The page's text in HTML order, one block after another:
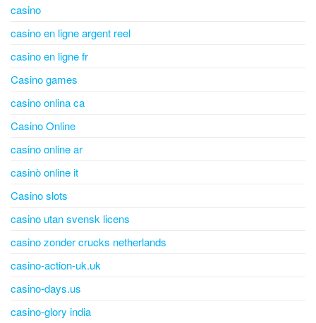
casino
casino en ligne argent reel
casino en ligne fr
Casino games
casino onlina ca
Casino Online
casino online ar
casinò online it
Casino slots
casino utan svensk licens
casino zonder crucks netherlands
casino-action-uk.uk
casino-days.us
casino-glory india